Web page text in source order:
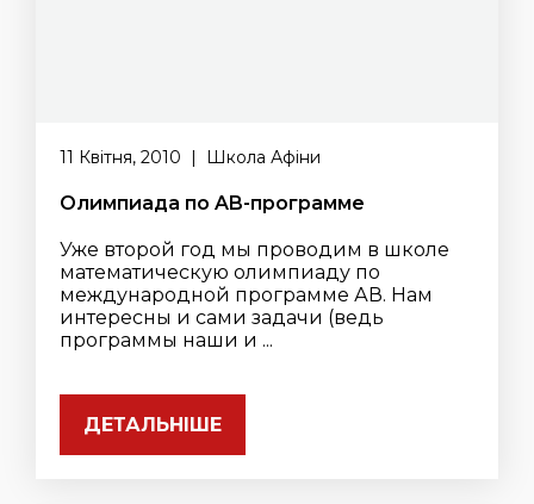
11 Квітня, 2010 | Школа Афіни
Олимпиада по AB-программе
Уже второй год мы проводим в школе
математическую олимпиаду по
международной программе АВ. Нам
интересны и сами задачи (ведь
программы наши и ...
ДЕТАЛЬНІШЕ